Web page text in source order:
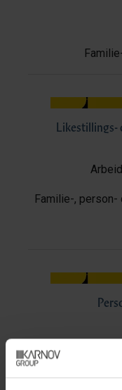
Likestillings-
Familie-, person-